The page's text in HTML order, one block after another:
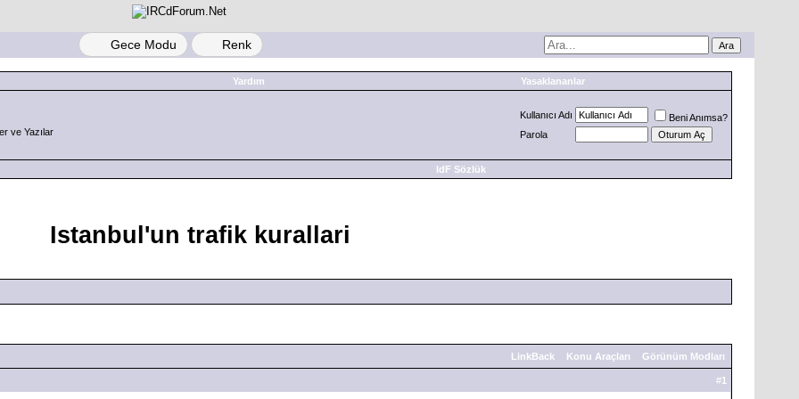
Gece Modu Renk
Yardım Yasaklananlar
ve Yazılar
Kullanıcı Adı
Beni Anımsa?
Parola
IdF Sözlük
Istanbul'un trafik kurallari
LinkBack Konu Araçları Görünüm Modları
#1